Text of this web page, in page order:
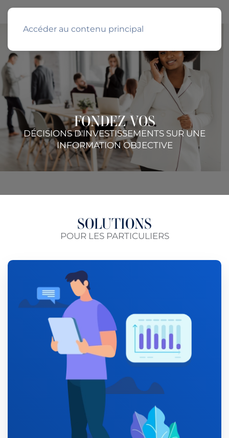
Accéder au contenu principal
FONDEZ VOS
DÉCISIONS D'INVESTISSEMENTS SUR UNE
INFORMATION OBJECTIVE
SOLUTIONS
POUR LES PARTICULIERS